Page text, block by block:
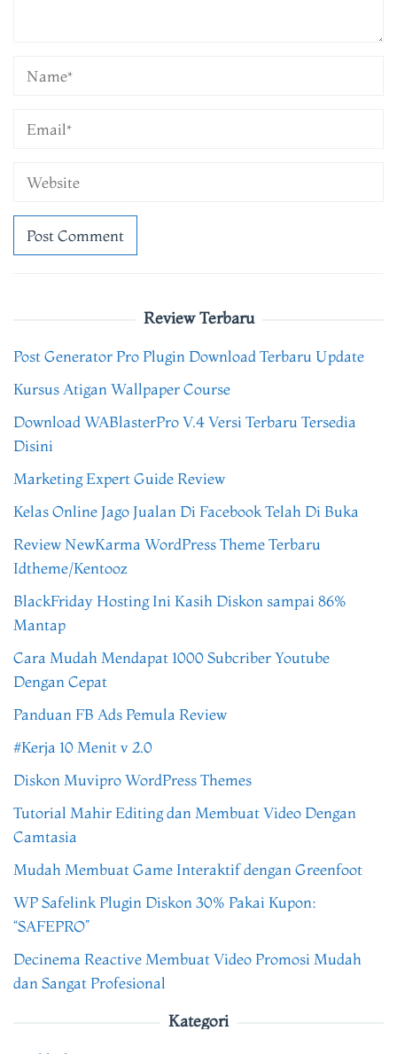
Review Terbaru
Post Generator Pro Plugin Download Terbaru Update
Kursus Atigan Wallpaper Course
Download WABlasterPro V.4 Versi Terbaru Tersedia
Disini
Marketing Expert Guide Review
Kelas Online Jago Jualan Di Facebook Telah Di Buka
Review NewKarma WordPress Theme Terbaru
Idtheme/Kentooz
BlackFriday Hosting Ini Kasih Diskon sampai 86%
Mantap
Cara Mudah Mendapat 1000 Subcriber Youtube
Dengan Cepat
Panduan FB Ads Pemula Review
#Kerja 10 Menit v 2.0
Diskon Muvipro WordPress Themes
Tutorial Mahir Editing dan Membuat Video Dengan
Camtasia
Mudah Membuat Game Interaktif dengan Greenfoot
WP Safelink Plugin Diskon 30% Pakai Kupon:
“SAFEPRO”
Decinema Reactive Membuat Video Promosi Mudah
dan Sangat Profesional
Kategori